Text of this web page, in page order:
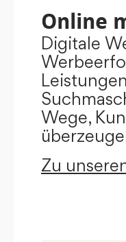
Online
Digitale
Wege,
Zu